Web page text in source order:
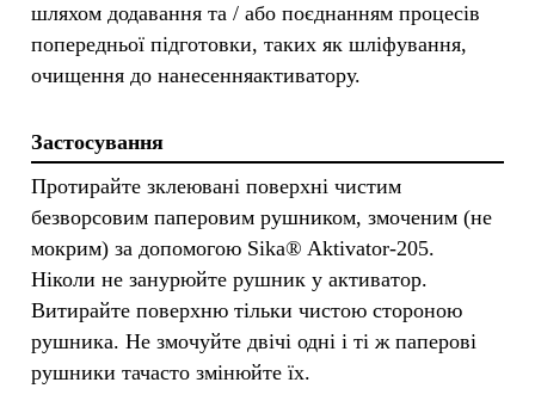
шляхом додавання та / або поєднанням процесів
попередньої підготовки, таких як шліфування,
очищення до нанесенняактиватору.
Застосування
Протирайте зклеювані поверхні чистим
безворсовим паперовим рушником, змоченим (не
мокрим) за допомогою Sika® Aktivator-205.
Ніколи не занурюйте рушник у активатор.
Витирайте поверхню тільки чистою стороною
рушника. Не змочуйте двічі одні і ті ж паперові
рушники тачасто змінюйте їх.